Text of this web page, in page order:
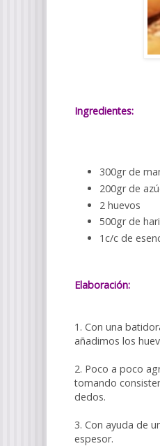
Ingredientes:
300gr de
200gr de
2 huevos
500gr de
1c/c de
Elaboración:
1. Con una
añadimos los
2. Poco a poco
tomando
dedos.
3. Con ayuda de
espesor.